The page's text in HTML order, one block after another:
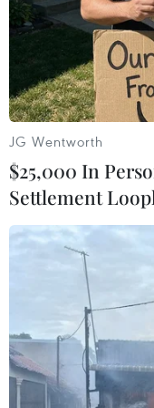
huy động vốn
dựa vào hợp
Người mua
thể xác lập
tài sản đó.
Hiện trong kinh
này chưa có
thức để các chủ
phổ biến vẫn là
đến biến tướng
kết lợi nhuận
lòng như câu
Châu phân tích.
Theo ông
JG Wentworth
$25,000 In
Settlement